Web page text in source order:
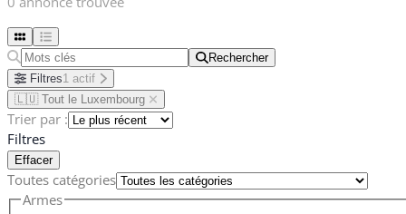
Rechercher
Rechercher
Filtres1 actif
🇱🇺 Tout le Luxembourg
Trier par :
Filtres
Effacer
Toutes catégories
Armes